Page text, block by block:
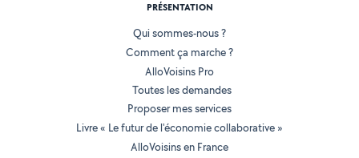
PRÉSENTATION
Qui sommes-nous ?
Comment ça marche ?
AlloVoisins Pro
Toutes les demandes
Proposer mes services
Livre « Le futur de l'économie collaborative »
AlloVoisins en France